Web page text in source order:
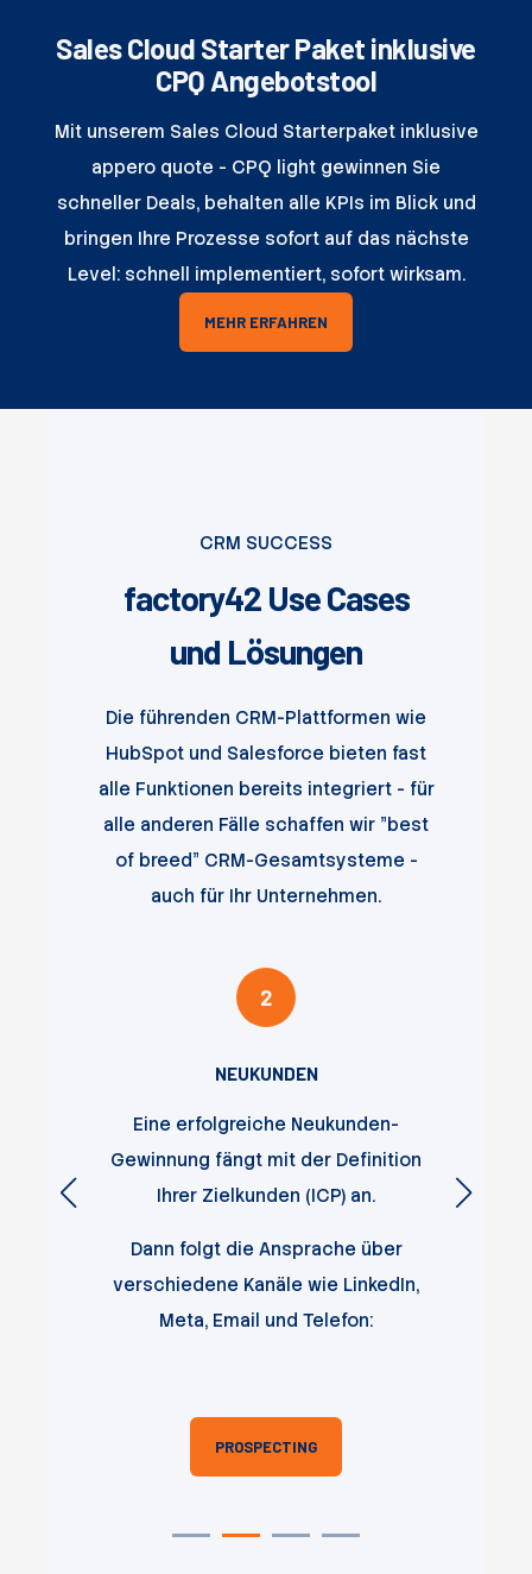
Sales Cloud Starter Paket inklusive
CPQ Angebotstool
Mit unserem Sales Cloud Starterpaket inklusive
appero quote - CPQ light gewinnen Sie
schneller Deals, behalten alle KPIs im Blick und
bringen Ihre Prozesse sofort auf das nächste
Level: schnell implementiert, sofort wirksam.
MEHR ERFAHREN
CRM SUCCESS
factory42 Use Cases
und Lösungen
Die führenden CRM-Plattformen wie
HubSpot und Salesforce bieten fast
alle Funktionen bereits integriert - für
alle anderen Fälle schaffen wir "best
of breed" CRM-Gesamtsysteme -
auch für Ihr Unternehmen.
2
NEUKUNDEN
Eine erfolgreiche Neukunden-
Gewinnung fängt mit der Definition
Ihrer Zielkunden (ICP) an.
Dann folgt die Ansprache über
verschiedene Kanäle wie LinkedIn,
Meta, Email und Telefon:
PROSPECTING